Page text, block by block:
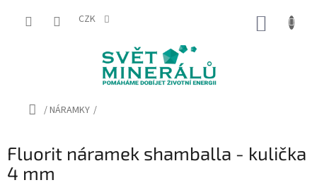
CZK
Domů
/NÁRAMKY /
Fluorit náramek shamballa - kulička
4 mm